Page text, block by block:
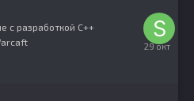
с разработкой С++
29